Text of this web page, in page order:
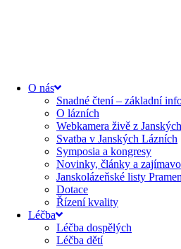
O nás
Snadné čtení – základní
O lázních
Webkamera živě z
Svatba v Janských Lázních
Symposia a kongresy
Novinky, články a
Janskolázeňské listy Pramen
Dotace
Řízení kvality
Léčba
Léčba dospělých
Léčba dětí